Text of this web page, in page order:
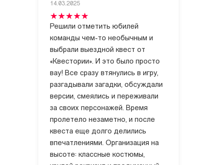
14.03.2025
Решили отметить юбилей
команды чем-то необычным и
выбрали выездной квест от
«Квестории». И это было просто
вау! Все сразу втянулись в игру,
разгадывали загадки, обсуждали
версии, смеялись и переживали
за своих персонажей. Время
пролетело незаметно, и после
квеста еще долго делились
впечатлениями. Организация на
высоте: классные костюмы,